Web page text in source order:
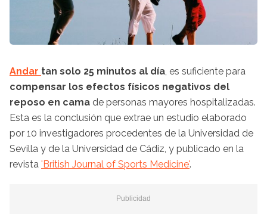
Andar tan solo 25 minutos al día, es suficiente para
compensar los efectos físicos negativos del
reposo en cama de personas mayores hospitalizadas.
Esta es la conclusión que extrae un estudio elaborado
por 10 investigadores procedentes de la Universidad de
Sevilla y de la Universidad de Cádiz, y publicado en la
revista 'British Journal of Sports Medicine'.